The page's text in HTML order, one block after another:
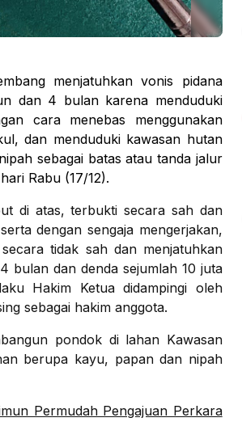
menjatuhkan vonis pidana
dan 4 bulan karena menduduki
cara menebas menggunakan
dan menduduki kawasan hutan
sebagai batas atau tanda jalur
Rabu (17/12).
di atas, terbukti secara sah dan
dengan sengaja mengerjakan,
tidak sah dan menjatuhkan
bulan dan denda sejumlah 10 juta
Hakim Ketua didampingi oleh
sebagai hakim anggota.
pondok di lahan Kawasan
berupa kayu, papan dan nipah
Permudah Pengajuan Perkara